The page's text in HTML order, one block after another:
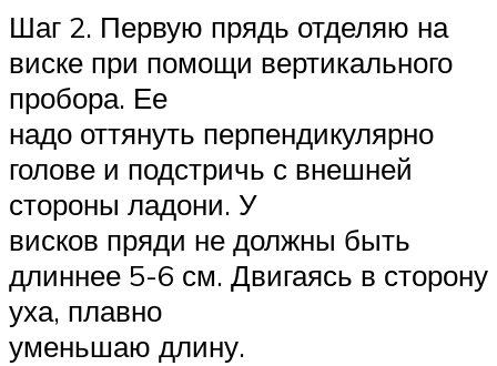
Шаг 2. Первую прядь отделяю на
виске при помощи вертикального
пробора. Ее
надо оттянуть перпендикулярно
голове и подстричь с внешней
стороны ладони. У
висков пряди не должны быть
длиннее 5-6 см. Двигаясь в сторону
уха, плавно
уменьшаю длину.